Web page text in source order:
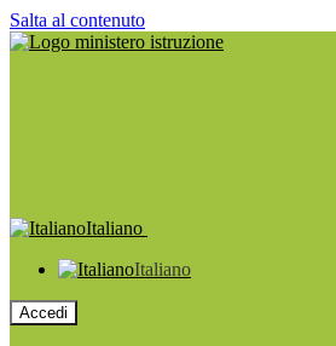
Salta al contenuto
Italiano
Italiano
Accedi